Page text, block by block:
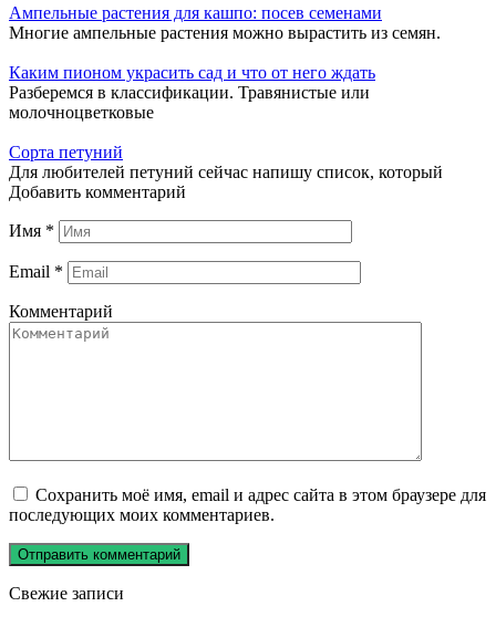
Ампельные растения для кашпо: посев семенами
Многие ампельные растения можно вырастить из семян.
Каким пионом украсить сад и что от него ждать
Разберемся в классификации. Травянистые или
молочноцветковые
Сорта петуний
Для любителей петуний сейчас напишу список, который
Добавить комментарий
Имя *
Email *
Комментарий
Сохранить моё имя, email и адрес сайта в этом браузере для
последующих моих комментариев.
Свежие записи